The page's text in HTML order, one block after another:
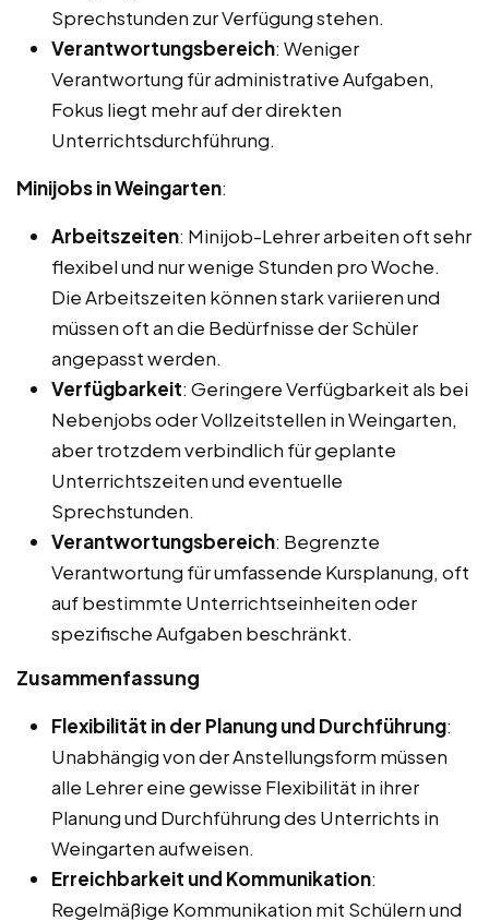
Sprechstunden zur Verfügung stehen.
Verantwortungsbereich: Weniger
Verantwortung für administrative Aufgaben,
Fokus liegt mehr auf der direkten
Unterrichtsdurchführung.
Minijobs in Weingarten:
Arbeitszeiten: Minijob-Lehrer arbeiten oft sehr
flexibel und nur wenige Stunden pro Woche.
Die Arbeitszeiten können stark variieren und
müssen oft an die Bedürfnisse der Schüler
angepasst werden.
Verfügbarkeit: Geringere Verfügbarkeit als bei
Nebenjobs oder Vollzeitstellen in Weingarten,
aber trotzdem verbindlich für geplante
Unterrichtszeiten und eventuelle
Sprechstunden.
Verantwortungsbereich: Begrenzte
Verantwortung für umfassende Kursplanung, oft
auf bestimmte Unterrichtseinheiten oder
spezifische Aufgaben beschränkt.
Zusammenfassung
Flexibilität in der Planung und Durchführung:
Unabhängig von der Anstellungsform müssen
alle Lehrer eine gewisse Flexibilität in ihrer
Planung und Durchführung des Unterrichts in
Weingarten aufweisen.
Erreichbarkeit und Kommunikation:
Regelmäßige Kommunikation mit Schülern und